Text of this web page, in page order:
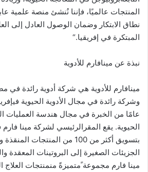
المنتجات عالميًا، فإننا نُنشئ منصة علمية
نطاق الابتكار وضمان الوصول العادل إلى
المبتكرة في إفريقيا.
“
نبذة عن مينافارم للأدوية
مينافارم للأدوية هي شركة أدوية رائدة في
وشركة رائدة في مجال الأدوية الحيوية في
عامًا من الخبرة في مجال هندسة العمليات
الحيوية. يقع المقر الرئيسي لشركة مينا فارم
بتسويق أكثر من من المنتجات المنقذة
الجزيئات الصغيرة إلى البروتينات المعقدة
مينا فارم مجموعة ًمتميزةً منمنتجات العلاج